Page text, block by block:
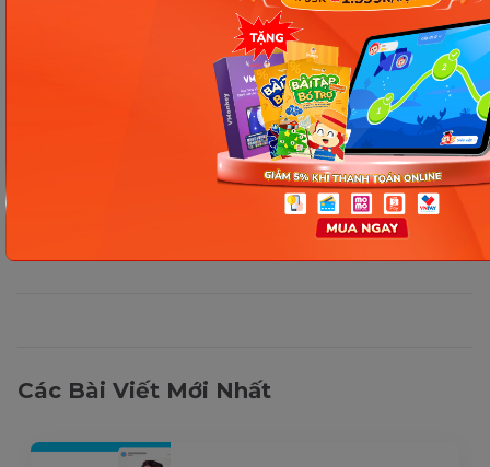
Thông tin trong bài viết được tổng hợp nhằm
mục đích tham khảo và có thể thay đổi mà
không cần báo trước. Quý khách vui lòng
kiểm tra lại qua các kênh chính thức hoặc liên
hệ trực tiếp với đơn vị liên quan để nắm bắt
Các Bài Viết Mới Nhất